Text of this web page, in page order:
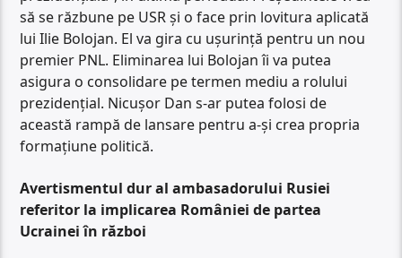
să se răzbune pe USR și o face prin lovitura aplicată
lui Ilie Bolojan. El va gira cu ușurință pentru un nou
premier PNL. Eliminarea lui Bolojan îi va putea
asigura o consolidare pe termen mediu a rolului
prezidențial. Nicușor Dan s-ar putea folosi de
această rampă de lansare pentru a-și crea propria
formațiune politică.
Avertismentul dur al ambasadorului Rusiei
referitor la implicarea României de partea
Ucrainei în război